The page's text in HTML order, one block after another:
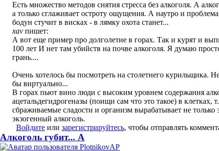
Есть множество методов снятия стресса без алкоголя. А
а только сглаживает остроту ощущения. А наутро и
бодун стучит в висках - в лямку охота станет...
xav пишет:
А вот еще пример про долголетие в горах. Так и курят и
100 лет И нет там убийств на почве алкоголя. Я думаю
грань....
Очень хотелось бы посмотреть на столетнего курильщика.
бы виртуально...
В горах пьют вино люди с высоким уровнем содержания
ацетальдегидрогеназы (поищи сам что это такое) в клетках,
сбраживаемые сладости и организм вырабатывает не
экзогенный алкоголь.
Войдите или зарегистрируйтесь, чтобы отправлять
Алкоголь губит... А